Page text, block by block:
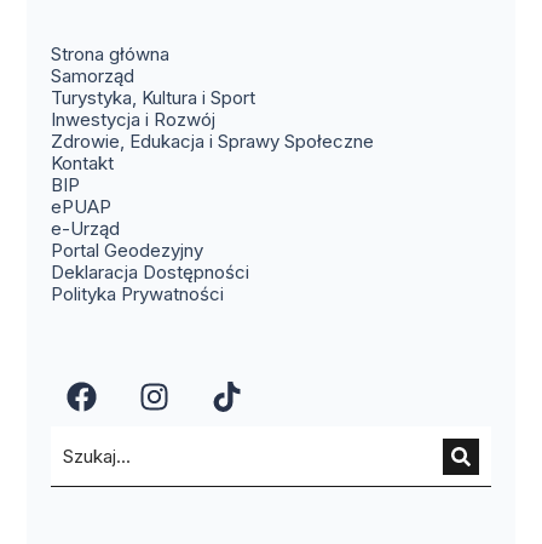
Strona główna
Samorząd
Turystyka, Kultura i Sport
Inwestycja i Rozwój
Zdrowie, Edukacja i Sprawy Społeczne
Kontakt(otwiera się w nowym oknie)
BIP
ePUAP
e-Urząd
Portal Geodezyjny(otwiera się w nowym oknie)
Deklaracja Dostępności
Polityka Prywatności
(otwiera się w nowym oknie)
(otwiera się w nowym
(otwiera się w